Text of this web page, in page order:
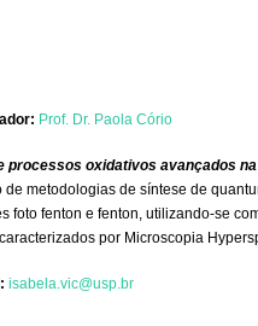
Prof. Dr. Paola Cório
processos oxidativos avançados
de metodologias de síntese de
foto fenton e fenton, utilizando-se
por Microscopia
isabela.vic@usp.br